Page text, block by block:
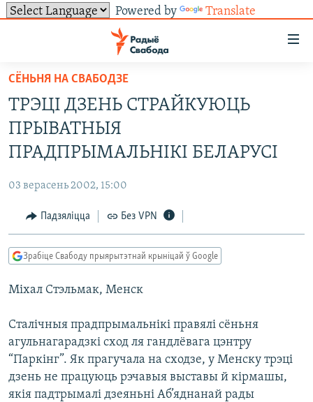
Powered by Translate
ўнівэрсальнага
доступу
Перайсьці
да
галоўнага
зьместу
да
навігацыі
Перайсьці
да
ВІДЭА І ФОТА
ПАЛІТЫКА
ЭКАНОМІКА
ПАЛІТВЯЗЬНІ
КУЛЬТУРА
КАЛЯНДАР
ТОЛЬКІ НА СВАБОДЗЕ
ТЭСТЫ
ГІСТОРЫЯ НА СВАБОДЗЕ
ПАДКАСТЫ
PREMIUM
МОВА
НА ХВАЛЯХ СВАБОДЫ
СУВЯЗЬ
ПАДЗЯЛІЦЦА ІНФАРМАЦЫЯЙ
RSS
ПАДКАСТЫ
СЁНЬНЯ НА СВАБОДЗЕ
ТРЭЦІ ДЗЕНЬ СТРАЙКУЮЦЬ
ПРЫВАТНЫЯ
ПРАДПРЫМАЛЬНІКІ БЕЛАРУСІ
03 верасень 2002, 15:00
Падзяліцца Без VPN
Зрабіце Свабоду прыярытэтнай крыніцай ў Google
Міхал Стэльмак, Менск
Сталічныя прадпрымальнікі правялі сёньня
агульнагарадзкі сход ля гандлёвага цэнтру
“Паркінг”. Як прагучала на сходзе, у Менску трэці
дзень не працуюць рэчавыя выставы й кірмашы,
якія падтрымалі дзеяньні Аб’яднанай рады